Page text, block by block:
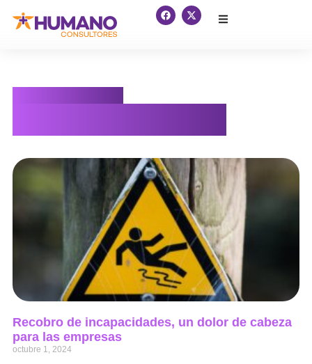
Recobro de incapacidades, un dolor de cabeza
para las empresas
octubre 1, 2024